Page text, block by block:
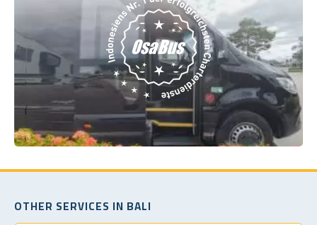
OTHER SERVICES IN BALI